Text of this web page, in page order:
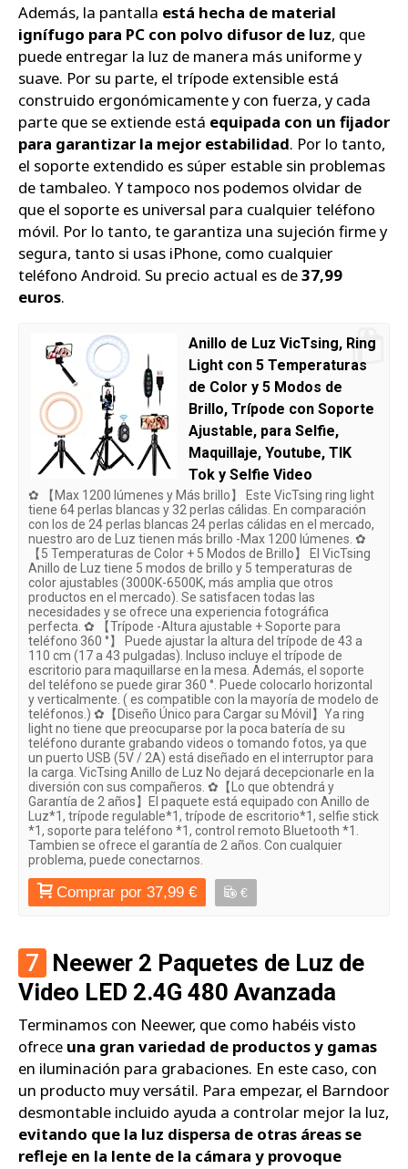
Además, la pantalla está hecha de material
ignífugo para PC con polvo difusor de luz, que
puede entregar la luz de manera más uniforme y
suave. Por su parte, el trípode extensible está
construido ergonómicamente y con fuerza, y cada
parte que se extiende está equipada con un fijador
para garantizar la mejor estabilidad. Por lo tanto,
el soporte extendido es súper estable sin problemas
de tambaleo. Y tampoco nos podemos olvidar de
que el soporte es universal para cualquier teléfono
móvil. Por lo tanto, te garantiza una sujeción firme y
segura, tanto si usas iPhone, como cualquier
teléfono Android. Su precio actual es de37,99
euros.
Anillo de Luz VicTsing, Ring
Light con 5 Temperaturas
de Color y 5 Modos de
Brillo, Trípode con Soporte
Ajustable, para Selfie,
Maquillaje, Youtube, TIK
Tok y Selfie Video
✿ 【Max 1200 lúmenes y Más brillo】 Este VicTsing ring light
tiene 64 perlas blancas y 32 perlas cálidas. En comparación
con los de 24 perlas blancas 24 perlas cálidas en el mercado,
nuestro aro de Luz tienen más brillo -Max 1200 lúmenes. ✿
【5 Temperaturas de Color + 5 Modos de Brillo】 El VicTsing
Anillo de Luz tiene 5 modos de brillo y 5 temperaturas de
color ajustables (3000K-6500K, más amplia que otros
productos en el mercado). Se satisfacen todas las
necesidades y se ofrece una experiencia fotográfica
perfecta. ✿ 【Trípode -Altura ajustable + Soporte para
teléfono 360 °】 Puede ajustar la altura del trípode de 43 a
110 cm (17 a 43 pulgadas). Incluso incluye el trípode de
escritorio para maquillarse en la mesa. Además, el soporte
del teléfono se puede girar 360 °. Puede colocarlo horizontal
y verticalmente. ( es compatible con la mayoría de modelo de
teléfonos.) ✿【Diseño Único para Cargar su Móvil】Ya ring
light no tiene que preocuparse por la poca batería de su
teléfono durante grabando videos o tomando fotos, ya que
un puerto USB (5V / 2A) está diseñado en el interruptor para
la carga. VicTsing Anillo de Luz No dejará decepcionarle en la
diversión con sus compañeros. ✿【Lo que obtendrá y
Garantía de 2 años】El paquete está equipado con Anillo de
Luz*1, trípode regulable*1, trípode de escritorio*1, selfie stick
*1, soporte para teléfono *1, control remoto Bluetooth *1.
Tambien se ofrece el garantía de 2 años. Con cualquier
problema, puede conectarnos.
Comprar por 37,99 € €
7 Neewer 2 Paquetes de Luz de
Video LED 2.4G 480 Avanzada
Terminamos con Neewer, que como habéis visto
ofrece una gran variedad de productos y gamas
en iluminación para grabaciones. En este caso, con
un producto muy versátil. Para empezar, el Barndoor
desmontable incluido ayuda a controlar mejor la luz,
evitando que la luz dispersa de otras áreas se
refleje en la lente de la cámara y provoque